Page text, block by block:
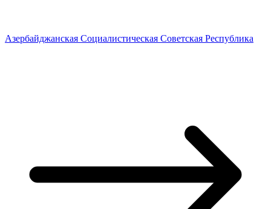
Азербайджанская Социалистическая Советская Республика